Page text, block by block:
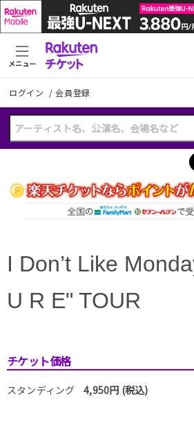
ログイン /会員登録
メニュー
I Don’t Like
U R E" TOUR
チケット価格
スタンディング 4,950円 (税込)